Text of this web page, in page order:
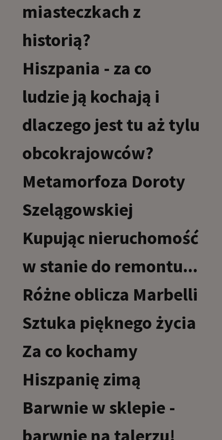
miasteczkach z
historią?
Hiszpania - za co
ludzie ją kochają i
dlaczego jest tu aż tylu
obcokrajowców?
Metamorfoza Doroty
Szelągowskiej
Kupując nieruchomość
w stanie do remontu...
Różne oblicza Marbelli
Sztuka pięknego życia
Za co kochamy
Hiszpanię zimą
Barwnie w sklepie -